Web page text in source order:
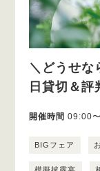
＼どうせな
日貸切＆評
開催時間 09:00
BIGフェア